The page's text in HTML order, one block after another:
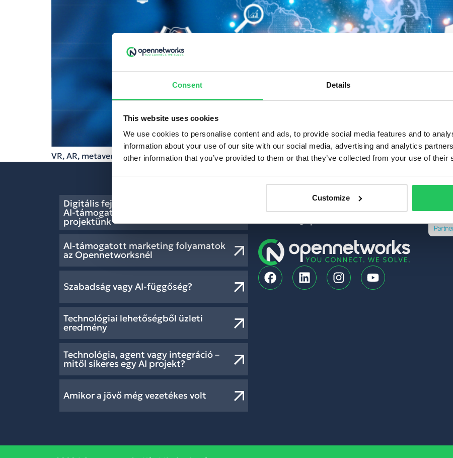
Consent Details
This website uses cookies
We use cookies to personalise content and ads, to provide social media features and to
information about your use of our site with our social media, advertising and analytics
other information that you’ve provided to them or that they’ve collected from your use of their
Customize
VR, AR, metaverzum, NFT-k és okos villák: 7 tech-őrület, ami több zajt csap, mint hasznot hoz. Így
Digitális fejlesztés, lean folyamatok,
AI-támogatás – lezárult a GINOP Plusz
projektünk
AI-támogatott marketing folyamatok
az Opennetworksnél
Szabadság vagy AI-függőség?
Technológiai lehetőségből üzleti
eredmény
Technológia, agent vagy integráció –
mitől sikeres egy AI projekt?
Amikor a jövő még vezetékes volt
MAIL: info@opennet.hu